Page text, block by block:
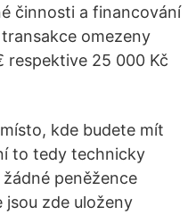
činnosti a financování
omezeny
respektive 25 000 Kč
kde budete mít
to tedy technicky
peněžence
jsou zde uloženy